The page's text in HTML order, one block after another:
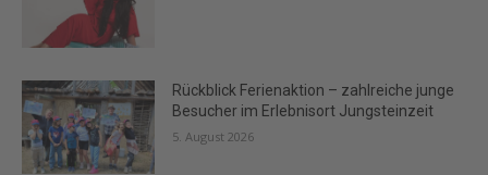
Rückblick Ferienaktion – zahlreiche junge
Besucher im Erlebnisort Jungsteinzeit
5. August 2026